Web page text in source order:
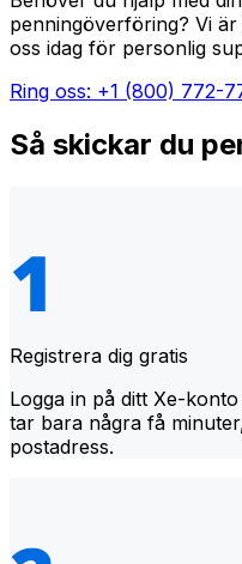
penningöverföring? Vi
oss idag för personlig
Ring oss: +1 (800) 772-
Så skickar du
Registrera dig gratis
Logga in på ditt Xe-
tar bara några få
postadress.